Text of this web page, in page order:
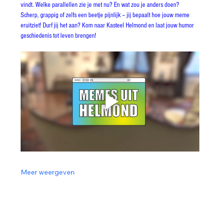
vindt. Welke parallellen zie je met nu? En wat zou je anders doen?
Scherp, grappig of zelfs een beetje pijnlijk – jij bepaalt hoe jouw meme
eruitziet! Durf jij het aan? Kom naar Kasteel Helmond en laat jouw humor
geschiedenis tot leven brengen!
Meer weergeven